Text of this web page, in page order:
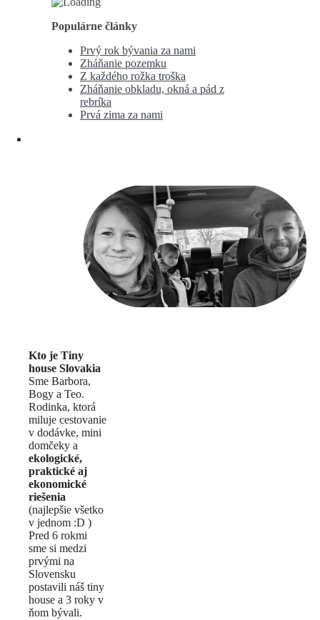
Populárne články
Prvý rok bývania za nami
Zháňanie pozemku
Z každého rožka troška
Zháňanie obkladu, okná a pád z
rebríka
Prvá zima za nami
Kto je Tiny
house Slovakia
Sme Barbora,
Bogy a Teo.
Rodinka, ktorá
miluje cestovanie
v dodávke, mini
domčeky a
ekologické,
praktické aj
ekonomické
riešenia
(najlepšie všetko
v jednom :D )
Pred 6 rokmi
sme si medzi
prvými na
Slovensku
postavili náš tiny
house a 3 roky v
ňom bývali.